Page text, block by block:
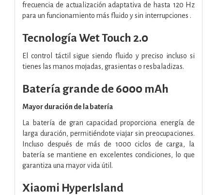
frecuencia de actualización adaptativa de hasta 120 Hz
para un funcionamiento más fluido y sin interrupciones .
Tecnología Wet Touch 2.0
El control táctil sigue siendo fluido y preciso incluso si
tienes las manos mojadas, grasientas o resbaladizas.
Batería grande de 6000 mAh
Mayor duración de la batería
La batería de gran capacidad proporciona energía de
larga duración, permitiéndote viajar sin preocupaciones.
Incluso después de más de 1000 ciclos de carga, la
batería se mantiene en excelentes condiciones, lo que
garantiza una mayor vida útil.
Xiaomi HyperIsland